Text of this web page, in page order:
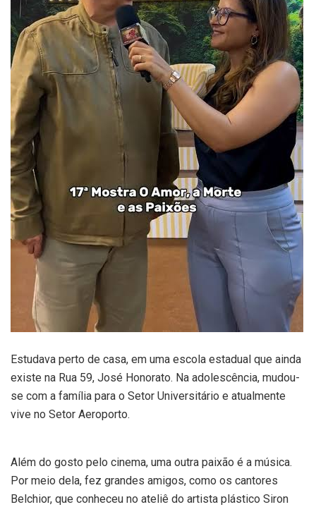
Estudava perto de casa, em uma escola estadual que ainda
existe na Rua 59, José Honorato. Na adolescência, mudou-
se com a família para o Setor Universitário e atualmente
vive no Setor Aeroporto.
Além do gosto pelo cinema, uma outra paixão é a música.
Por meio dela, fez grandes amigos, como os cantores
Belchior, que conheceu no ateliê do artista plástico Siron